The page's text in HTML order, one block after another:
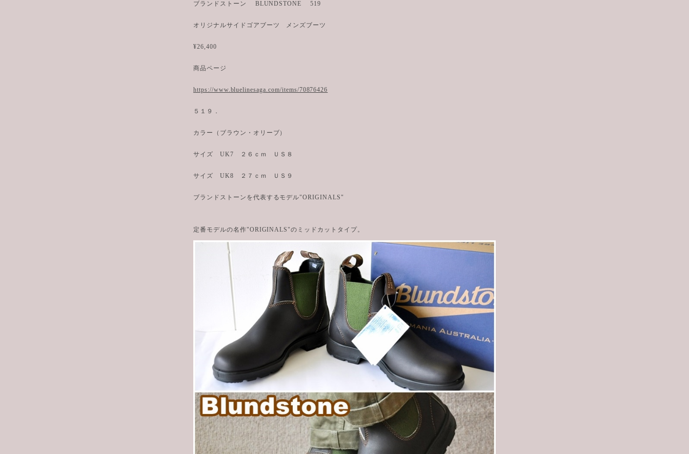
ブランドストーン BLUNDSTONE 519
オリジナルサイドゴアブーツ メンズブーツ
¥26,400
商品ページ
https://www.bluelinesaga.com/items/70876426
５１９．
カラー（ブラウン・オリーブ）
サイズ UK7 ２６ｃｍ ＵＳ８
サイズ UK8 ２７ｃｍ ＵＳ９
ブランドストーンを代表するモデル"ORIGINALS"
定番モデルの名作"ORIGINALS"のミッドカットタイプ。